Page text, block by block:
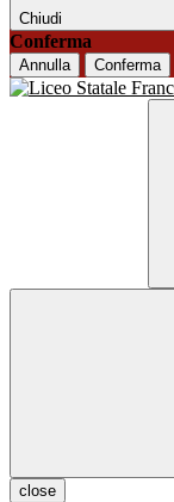
Chiudi
Conferma
Annulla Conferma
close